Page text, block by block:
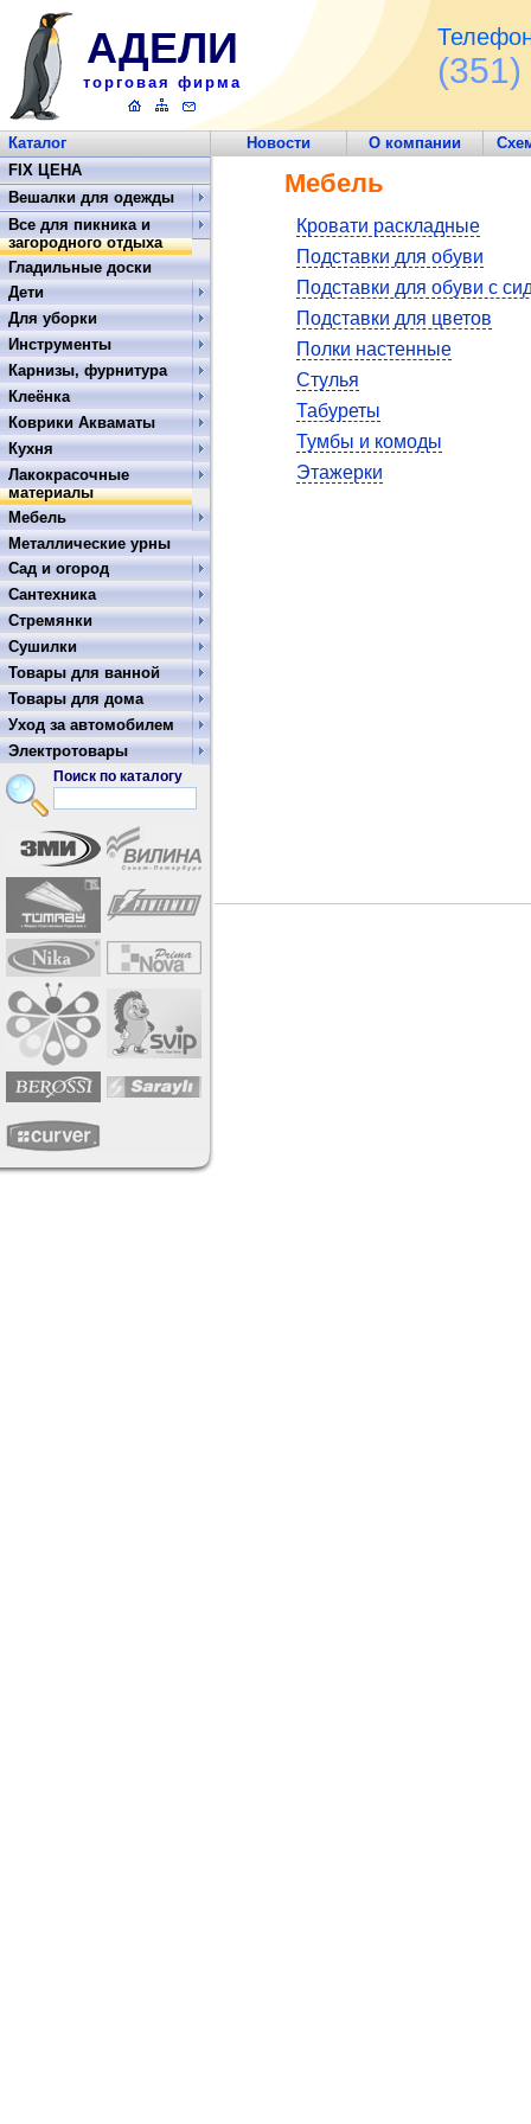
АДЕЛИ
торговая фирма (351)
Каталог Новости О компании
Обратная связь
Мебель
Кровати раскладные
Подставки для обуви
Подставки для обуви с
Подставки для цветов
Полки настенные
Стулья
Табуреты
Тумбы и комоды
Этажерки
FIX ЦЕНА
Вешалки для одежды
Все для пикника и
загородного отдыха
Гладильные доски
Дети
Для уборки
Инструменты
Карнизы, фурнитура
Клеёнка
Коврики Акваматы
Кухня
Лакокрасочные
материалы
Мебель
Металлические урны
Сад и огород
Сантехника
Стремянки
Сушилки
Товары для ванной
Товары для дома
Уход за автомобилем
Электротовары
Поиск по каталогу